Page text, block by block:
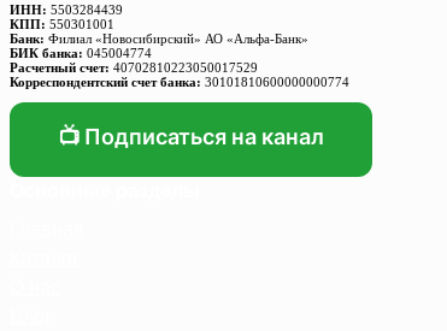
ИНН: 5503284439
КПП: 550301001
Банк: Филиал «Новосибирский» АО «Альфа-Банк»
БИК банка: 045004774
Расчетный счет: 40702810223050017529
Корреспондентский счет банка: 30101810600000000774
📺 Подписаться на канал